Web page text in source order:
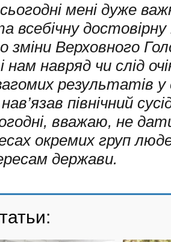
мені дуже
всебічну
Верховного
нам навряд чи слід
результатів у
нав’язав північний
вважаю, не
окремих груп
держави.